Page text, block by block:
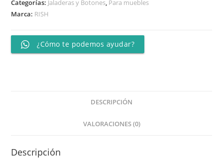
Categorías: Jaladeras y Botones, Para muebles
Marca: RISH
¿Cómo te podemos ayudar?
DESCRIPCIÓN
VALORACIONES (0)
Descripción